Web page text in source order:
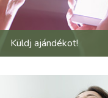
Küldj ajándékot!